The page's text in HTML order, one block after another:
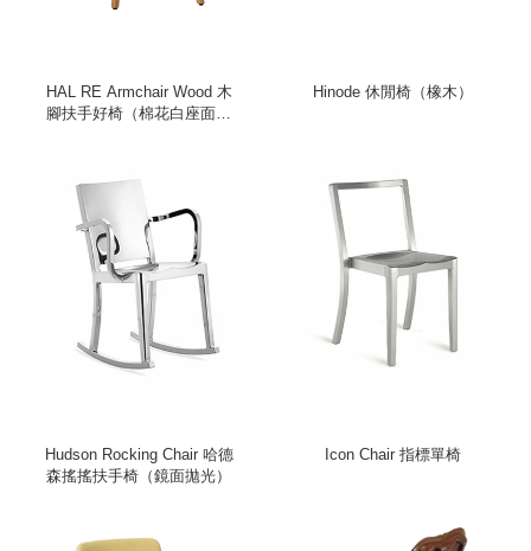
HAL RE Armchair Wood 木
腳扶手好椅（棉花白座面、
Hinode 休閒椅（橡木）
Hudson Rocking Chair 哈德
森搖搖扶手椅（鏡面拋光）
Icon Chair 指標單椅